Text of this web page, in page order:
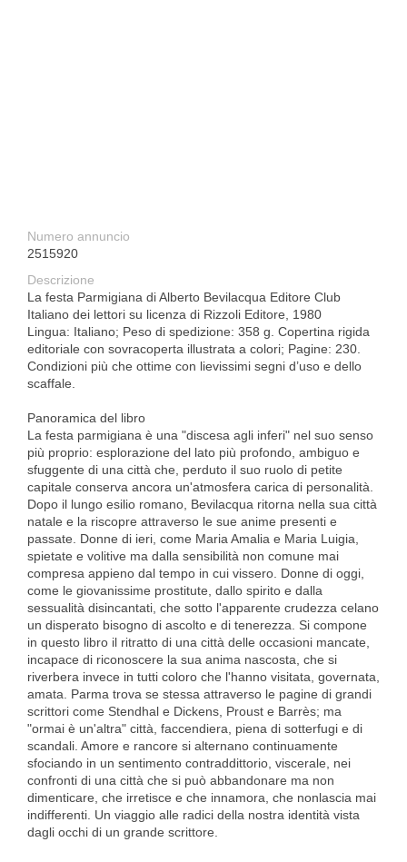
Numero annuncio
2515920
Descrizione
La festa Parmigiana di Alberto Bevilacqua Editore Club
Italiano dei lettori su licenza di Rizzoli Editore, 1980
Lingua: Italiano; Peso di spedizione: 358 g. Copertina rigida
editoriale con sovracoperta illustrata a colori; Pagine: 230.
Condizioni più che ottime con lievissimi segni d’uso e dello
scaffale.
Panoramica del libro
La festa parmigiana è una "discesa agli inferi" nel suo senso
più proprio: esplorazione del lato più profondo, ambiguo e
sfuggente di una città che, perduto il suo ruolo di petite
capitale conserva ancora un'atmosfera carica di personalità.
Dopo il lungo esilio romano, Bevilacqua ritorna nella sua città
natale e la riscopre attraverso le sue anime presenti e
passate. Donne di ieri, come Maria Amalia e Maria Luigia,
spietate e volitive ma dalla sensibilità non comune mai
compresa appieno dal tempo in cui vissero. Donne di oggi,
come le giovanissime prostitute, dallo spirito e dalla
sessualità disincantati, che sotto l'apparente crudezza celano
un disperato bisogno di ascolto e di tenerezza. Si compone
in questo libro il ritratto di una città delle occasioni mancate,
incapace di riconoscere la sua anima nascosta, che si
riverbera invece in tutti coloro che l'hanno visitata, governata,
amata. Parma trova se stessa attraverso le pagine di grandi
scrittori come Stendhal e Dickens, Proust e Barrès; ma
"ormai è un'altra" città, faccendiera, piena di sotterfugi e di
scandali. Amore e rancore si alternano continuamente
sfociando in un sentimento contraddittorio, viscerale, nei
confronti di una città che si può abbandonare ma non
dimenticare, che irretisce e che innamora, che nonlascia mai
indifferenti. Un viaggio alle radici della nostra identità vista
dagli occhi di un grande scrittore.